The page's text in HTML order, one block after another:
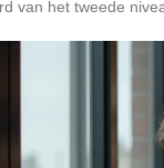
van het tweede